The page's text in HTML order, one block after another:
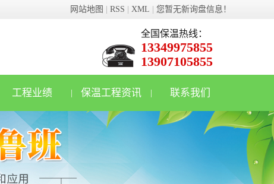
网站地图 RSS XML 您暂无新询盘信息！
全国保温热线：
13349975855
13907105855
工程业绩 保温工程资讯 联系我们